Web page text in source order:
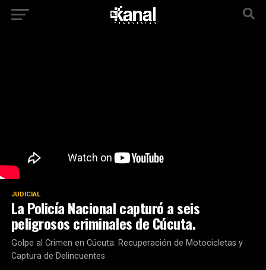
JUDICIAL
La Policía Nacional capturó a seis
peligrosos criminales de Cúcuta.
Golpe al Crimen en Cúcuta: Recuperación de Motocicletas y
Captura de Delincuentes